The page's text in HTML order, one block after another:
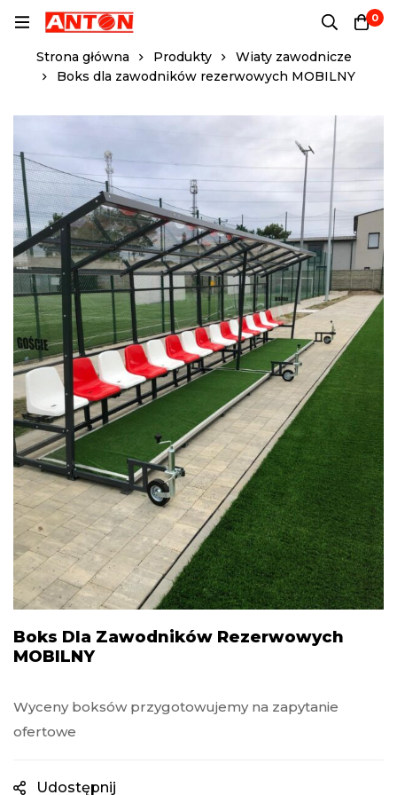
0
Strona główna Produkty
Wiaty zawodnicze
Boks dla zawodników rezerwowych MOBILNY
Boks Dla Zawodników Rezerwowych
MOBILNY
Wyceny boksów przygotowujemy na zapytanie
ofertowe
Udostępnij